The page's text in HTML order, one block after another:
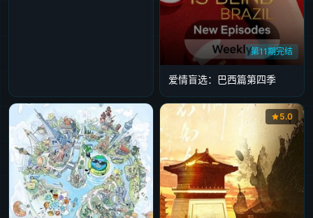
第11期完结
爱情盲选：巴西篇第四季
5.0